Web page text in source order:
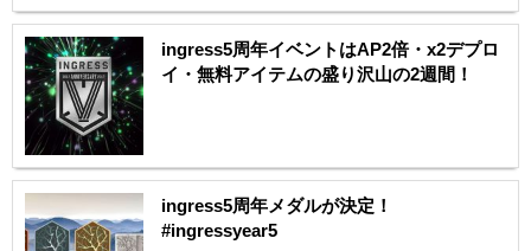
ingress5周年イベントはAP2倍・x2デプロ
イ・無料アイテムの盛り沢山の2週間！
ingress5周年メダルが決定！
#ingressyear5